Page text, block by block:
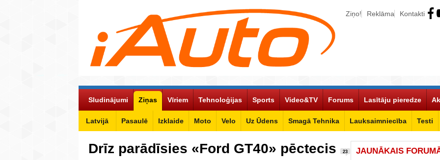
Ziņo! Reklāma Kontakti
Sludinājumi Ziņas
Latvijā Pasaulē Izklaide Moto Velo Uz Ūdens Smagā Tehnika Lauksaimniecība Testi
Vīriem Tehnoloģijas Sports Video&TV Forums Lasītāju pieredze
Drīz parādīsies «Ford GT40» pēctecis 23 JAUNĀKAIS